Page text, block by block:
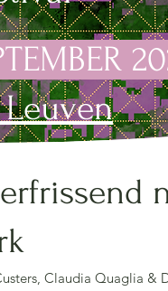
Leuven
Claudia Quaglia &